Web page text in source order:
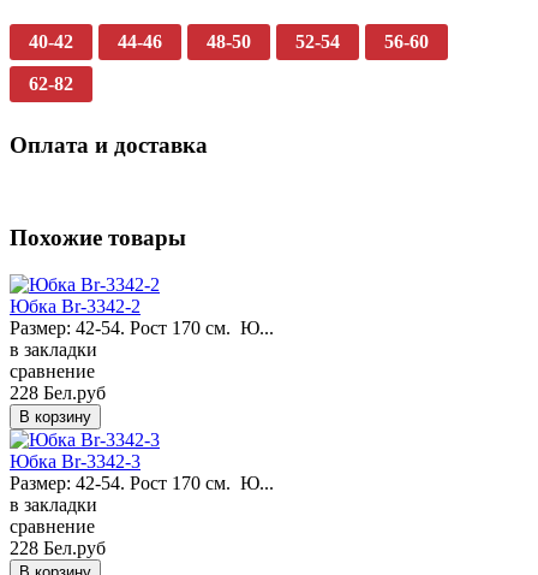
40-42 44-46 48-50 52-54 56-60
62-82
Оплата и доставка
Похожие товары
Юбка Br-3342-2
Размер: 42-54. Рост 170 см. Ю...
в закладки
сравнение
228 Бел.руб
Юбка Br-3342-3
Размер: 42-54. Рост 170 см. Ю...
в закладки
сравнение
228 Бел.руб